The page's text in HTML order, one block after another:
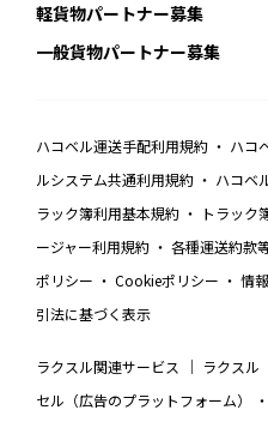
軽貨物パートナー募集
一般貨物パートナー募集
ハコベル運送手配利用規約 ハコ
ルシステム共通利用規約
ハコベ
ラック簿利用基本規約
トラック
ージャー利用規約
各種運送約款
ポリシー
Cookieポリシー 情
引法に基づく表示
ラクスル関連サービス ラクスル
セル（広告のプラットフォーム）